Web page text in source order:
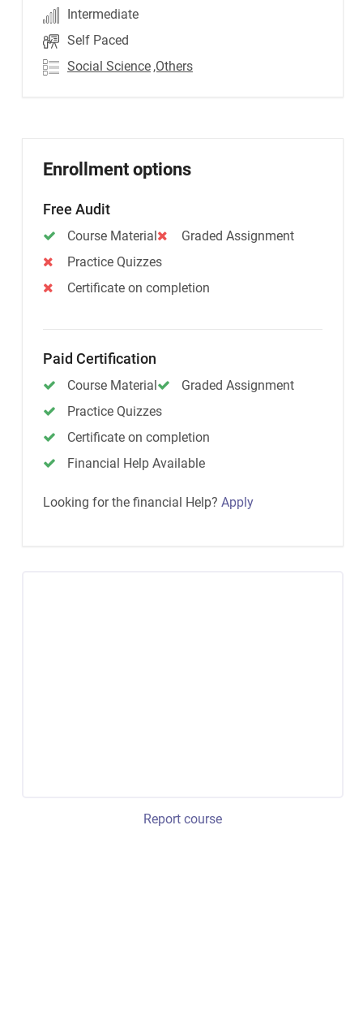
Intermediate
Self Paced
Social Science ,Others
Enrollment options
Free Audit
Course Material
Graded Assignment
Practice Quizzes
Certificate on completion
Paid Certification
Course Material
Graded Assignment
Practice Quizzes
Certificate on completion
Financial Help Available
Looking for the financial Help? Apply
Report course